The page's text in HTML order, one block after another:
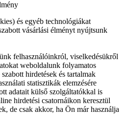
és egyéb technológiákat
vásárlási élményt nyújtsunk
felhasználóinkról, viselkedésükről
weboldalunk folyamatos
hirdetések és tartalmak
statisztikák elemzésére
adatait külső szolgáltatókkal is
hirdetési csatornáikon keresztül
de csak akkor, ha Ön már használja